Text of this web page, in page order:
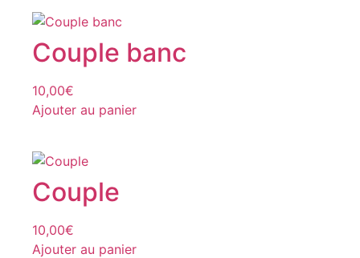
Couple banc
10,00€
Ajouter au panier
Couple
10,00€
Ajouter au panier